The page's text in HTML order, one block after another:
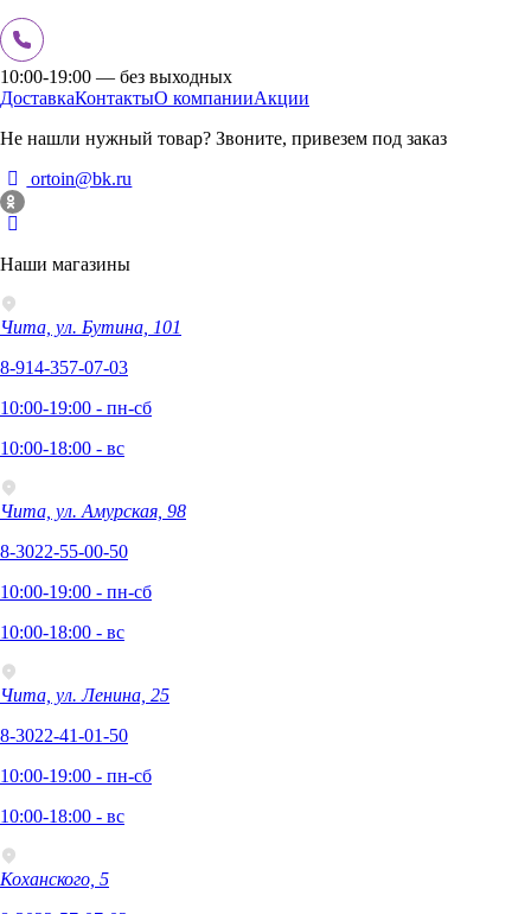
10:00-19:00 — без выходных
ДоставкаКонтактыО компанииАкции
Не нашли нужный товар? Звоните, привезем под заказ
ortoin@bk.ru
Наши магазины
Чита, ул. Бутина, 101
8-914-357-07-03
10:00-19:00 - пн-сб
10:00-18:00 - вс
Чита, ул. Амурская, 98
8-3022-55-00-50
10:00-19:00 - пн-сб
10:00-18:00 - вс
Чита, ул. Ленина, 25
8-3022-41-01-50
10:00-19:00 - пн-сб
10:00-18:00 - вс
Коханского, 5